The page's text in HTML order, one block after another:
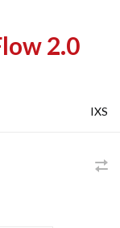
2.0
IXS